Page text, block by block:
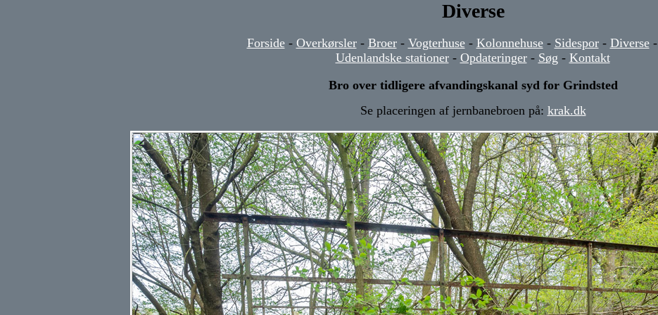
Diverse
Forside- Overkørsler- Broer- Vogterhuse- Kolonnehuse- Sidespor- Diverse-
Udenlandske stationer- Opdateringer- Søg - Kontakt
Bro over tidligere afvandingskanal syd for Grindsted
Se placeringen af jernbanebroen på: krak.dk